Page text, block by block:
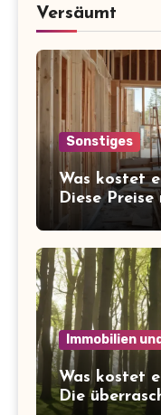
Versäumt
Sonstiges
Was kostet
Diese Preise
Immobilien
Was kostet
Die